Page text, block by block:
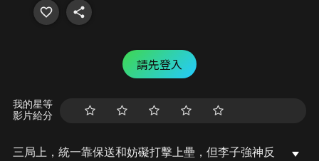
請先登入
我的星等
影片給分
三局上，統一靠保送和妨礙打擊上壘，但李子強神反